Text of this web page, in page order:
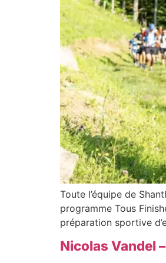
Toute l’équipe de
programme Tous
préparation sportive
Nicolas Vandel